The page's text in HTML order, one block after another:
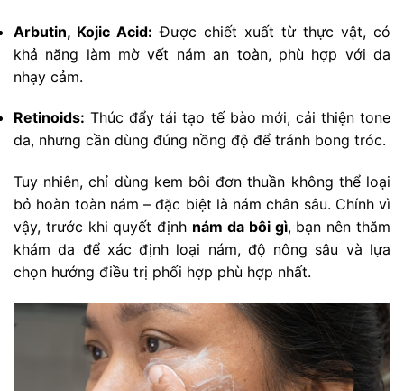
Arbutin, Kojic Acid: Được chiết xuất từ thực vật, có
khả năng làm mờ vết nám an toàn, phù hợp với da
nhạy cảm.
Retinoids: Thúc đẩy tái tạo tế bào mới, cải thiện tone
da, nhưng cần dùng đúng nồng độ để tránh bong tróc.
Tuy nhiên, chỉ dùng kem bôi đơn thuần không thể loại
bỏ hoàn toàn nám – đặc biệt là nám chân sâu. Chính vì
vậy, trước khi quyết định nám da bôi gì, bạn nên thăm
khám da để xác định loại nám, độ nông sâu và lựa
chọn hướng điều trị phối hợp phù hợp nhất.